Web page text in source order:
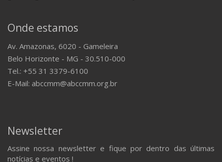
Onde estamos
Av. Amazonas, 6020 - Gameleira
Belo Horizonte - MG - 30.510-000
Tel.: +55 31 3379-6100
E-Mail: abccmm@abccmm.org.br
Newsletter
Assine nossa newsletter e fique por dentro das últimas
notícias e eventos !